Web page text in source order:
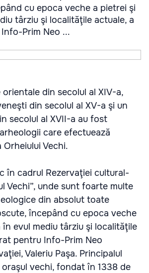
cu epoca veche a pietrei şi
târziu şi localităţile actuale, a
Prim Neo ...
din secolul al XIV-a,
din secolul al XV-a şi un
secolul al XVII-a au fost
care efectuează
Vechi.
în cadrul Rezervaţiei cultural-
Vechi”, unde sunt foarte multe
din absolut toate
începând cu epoca veche
în evul mediu târziu şi localităţile
pentru Info-Prim Neo
Valeriu Paşa. Principalul
vechi, fondat în 1338 de